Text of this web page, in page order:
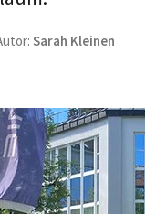
Sarah Kleinen